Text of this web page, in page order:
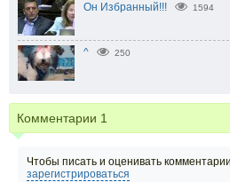
Он Избранный!!! 1594
^ 250
Комментарии 1
Чтобы писать и оценивать
зарегистрироваться